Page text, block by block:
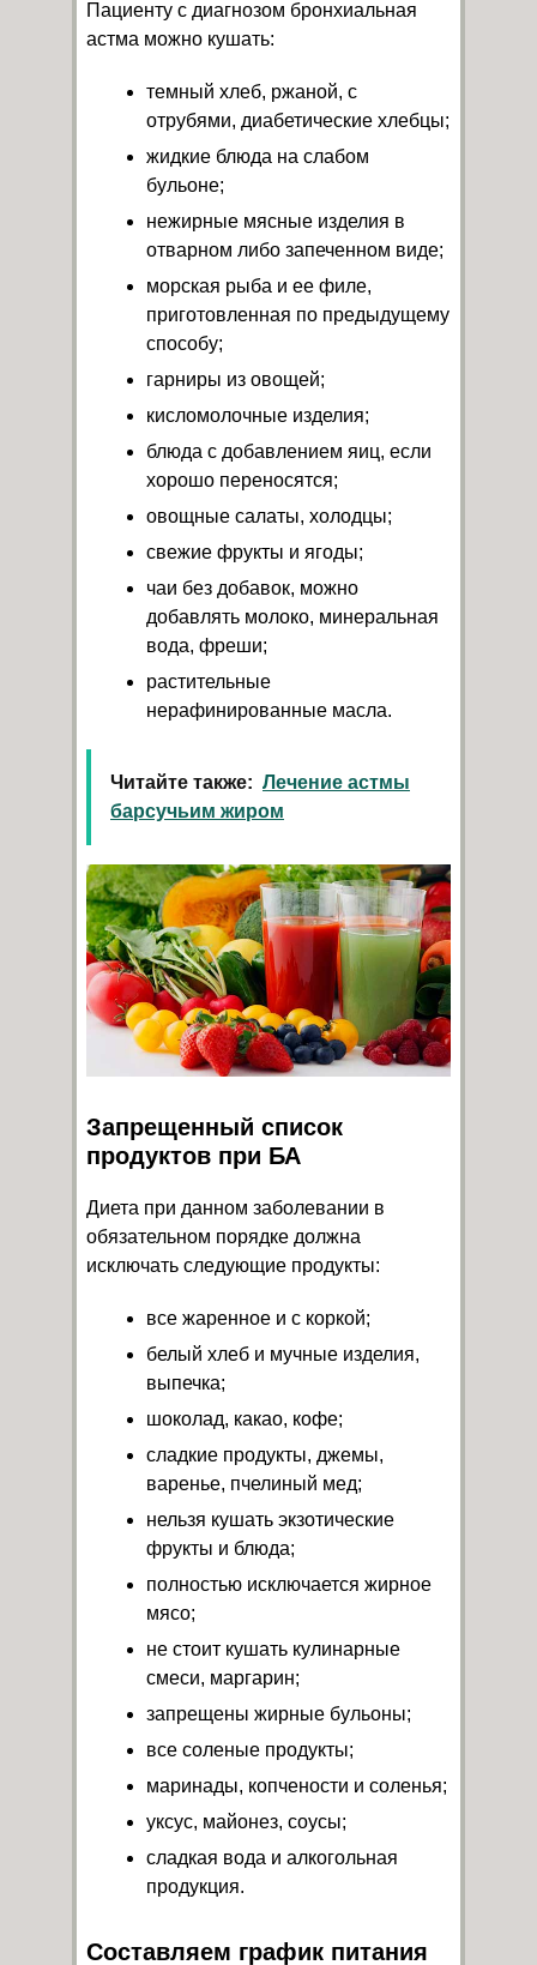
Пациенту с диагнозом бронхиальная
астма можно кушать:
темный хлеб, ржаной, с
отрубями, диабетические хлебцы;
жидкие блюда на слабом
бульоне;
нежирные мясные изделия в
отварном либо запеченном виде;
морская рыба и ее филе,
приготовленная по предыдущему
способу;
гарниры из овощей;
кисломолочные изделия;
блюда с добавлением яиц, если
хорошо переносятся;
овощные салаты, холодцы;
свежие фрукты и ягоды;
чаи без добавок, можно
добавлять молоко, минеральная
вода, фреши;
растительные
нерафинированные масла.
Читайте также: Лечение астмы
барсучьим жиром
Запрещенный список
продуктов при БА
Диета при данном заболевании в
обязательном порядке должна
исключать следующие продукты:
все жаренное и с коркой;
белый хлеб и мучные изделия,
выпечка;
шоколад, какао, кофе;
сладкие продукты, джемы,
варенье, пчелиный мед;
нельзя кушать экзотические
фрукты и блюда;
полностью исключается жирное
мясо;
не стоит кушать кулинарные
смеси, маргарин;
запрещены жирные бульоны;
все соленые продукты;
маринады, копчености и соленья;
уксус, майонез, соусы;
сладкая вода и алкогольная
продукция.
Составляем график питания